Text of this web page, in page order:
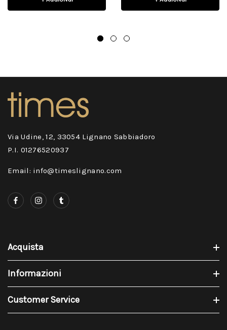
Via Udine, 12, 33054 Lignano Sabbiadoro
P.I. 01276520937
Email: info@timeslignano.com
Acquista
Informazioni
Customer Service